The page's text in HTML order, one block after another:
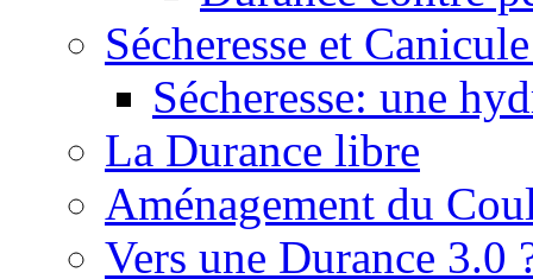
Sécheresse et
Sécheresse: une
La Durance libre
Aménagement du
Vers une Durance 3.0